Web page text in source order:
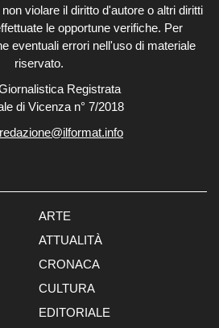
violare il diritto d'autore o altri diritti
le opportune verifiche. Per
eventuali errori nell'uso di materiale
riservato.
Registrata
di Vicenza n° 7/2018
redazione@ilformat.info
ARTE
ATTUALITÀ
CRONACA
CULTURA
EDITORIALE